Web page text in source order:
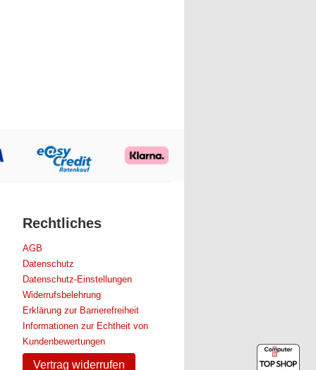
Rechtliches
AGB
Datenschutz
Datenschutz-Einstellungen
Widerrufsbelehrung
Erklärung zur Barrierefreiheit
Informationen zur Echtheit von
Kundenbewertungen
Vertrag widerrufen